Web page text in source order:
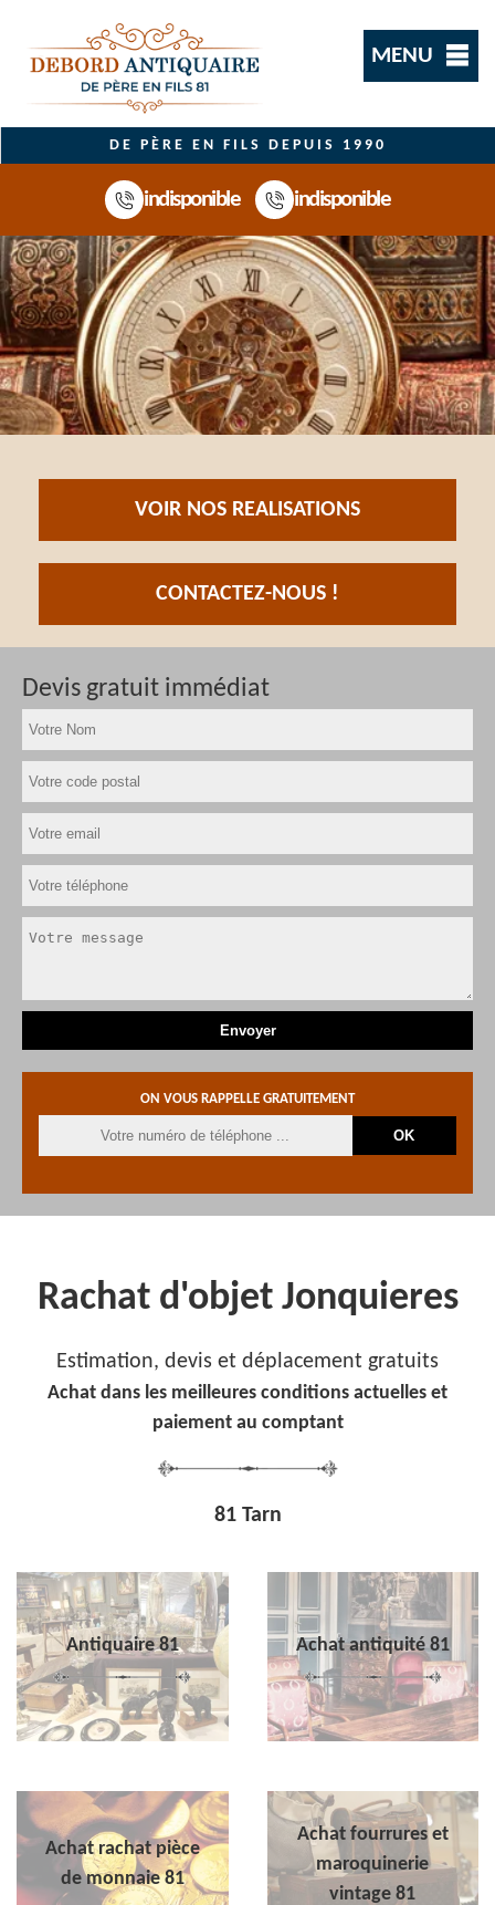
MENU
DE PÈRE EN FILS DEPUIS 1990
indisponible indisponible
VOIR NOS REALISATIONS
CONTACTEZ-NOUS !
Devis gratuit immédiat
ON VOUS RAPPELLE GRATUITEMENT
Rachat d'objet Jonquieres
Estimation, devis et déplacement gratuits
Achat dans les meilleures conditions actuelles et
paiement au comptant
81 Tarn
Antiquaire 81 Achat antiquité 81
Achat rachat pièce
de monnaie 81
Achat fourrures et
maroquinerie
vintage 81